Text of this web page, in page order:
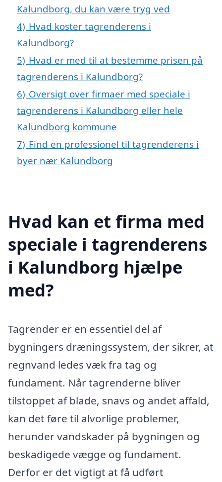
Kalundborg, du kan være tryg ved
4) Hvad koster tagrenderens i
Kalundborg?
5) Hvad er med til at bestemme prisen på
tagrenderens i Kalundborg?
6) Oversigt over firmaer med speciale i
tagrenderens i Kalundborg eller hele
Kalundborg kommune
7) Find en professionel til tagrenderens i
byer nær Kalundborg
Hvad kan et firma med
speciale i tagrenderens
i Kalundborg hjælpe
med?
Tagrender er en essentiel del af
bygningers dræningssystem, der sikrer, at
regnvand ledes væk fra tag og
fundament. Når tagrenderne bliver
tilstoppet af blade, snavs og andet affald,
kan det føre til alvorlige problemer,
herunder vandskader på bygningen og
beskadigede vægge og fundament.
Derfor er det vigtigt at få udført